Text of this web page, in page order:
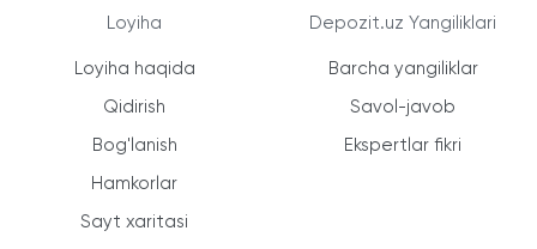
Loyiha
Loyiha haqida
Qidirish
Bog'lanish
Hamkorlar
Sayt xaritasi
Depozit.uz Yangiliklari
Barcha yangiliklar
Savol-javob
Ekspertlar fikri